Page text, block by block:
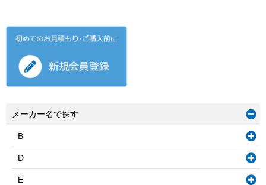
メーカー名で探す
B
D
E